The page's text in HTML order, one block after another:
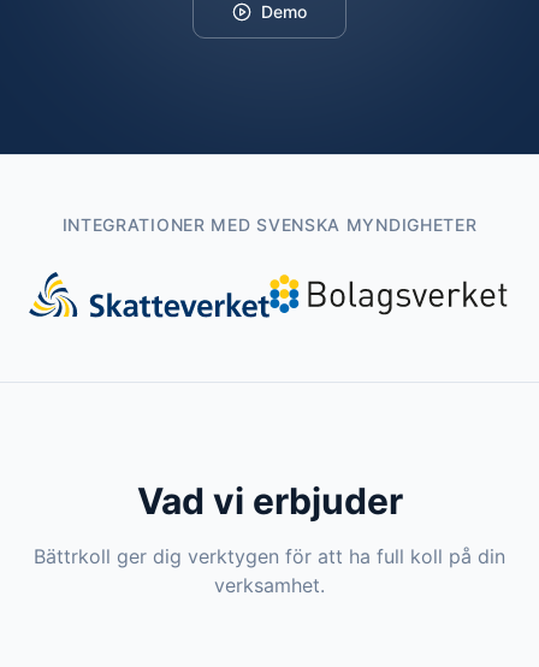
Demo
INTEGRATIONER MED SVENSKA MYNDIGHETER
Vad vi erbjuder
Bättrkoll ger dig verktygen för att ha full koll på din
verksamhet.